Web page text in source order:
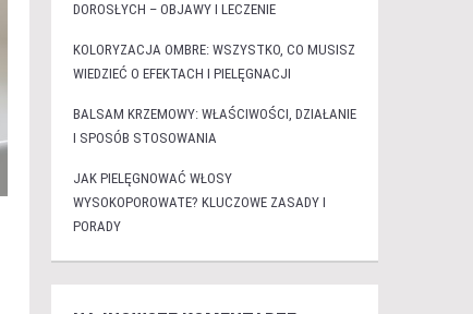
DOROSŁYCH – OBJAWY I LECZENIE
KOLORYZACJA OMBRE: WSZYSTKO, CO MUSISZ
WIEDZIEĆ O EFEKTACH I PIELĘGNACJI
BALSAM KRZEMOWY: WŁAŚCIWOŚCI, DZIAŁANIE
I SPOSÓB STOSOWANIA
JAK PIELĘGNOWAĆ WŁOSY
WYSOKOPOROWATE? KLUCZOWE ZASADY I
PORADY